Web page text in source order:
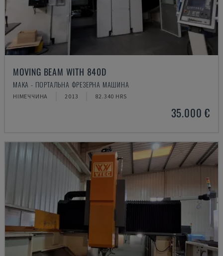
MOVING BEAM WITH 840D
MAKA - ПОРТАЛЬНА ФРЕЗЕРНА МАШИНА
НІМЕЧЧИНА 2013 82.340 HRS
35.000 €